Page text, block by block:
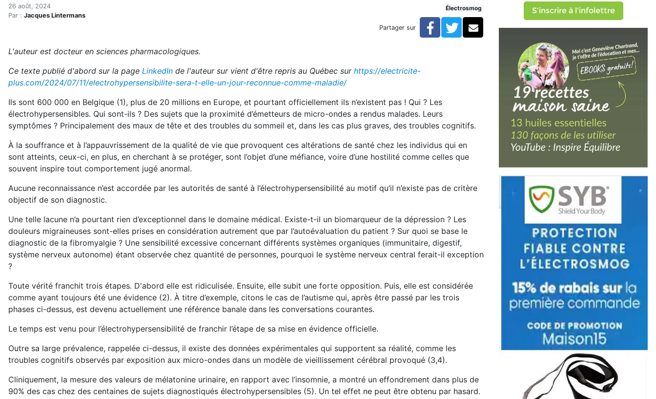
Accueil
En kiosque!
Pour une reconnaissance de l’électrohypersensibilité
26 août, 2024
Par : Jacques Lintermans
Électrosmog
Partager sur Facebook
TwitterCourriel
L'auteur est docteur en sciences pharmacologiques.
Ce texte publié d'abord sur la page LinkedIn de l'auteur sur vient d'être repris au Québec sur https://electricite-
plus.com/2024/07/11/electrohypersensibilite-sera-t-elle-un-jour-reconnue-comme-maladie/
Ils sont 600 000 en Belgique (1), plus de 20 millions en Europe, et pourtant officiellement ils n’existent pas ! Qui ? Les
électrohypersensibles. Qui sont-ils ? Des sujets que la proximité d’émetteurs de micro-ondes a rendus malades. Leurs
symptômes ? Principalement des maux de tête et des troubles du sommeil et, dans les cas plus graves, des troubles cognitifs.
À la souffrance et à l’appauvrissement de la qualité de vie que provoquent ces altérations de santé chez les individus qui en
sont atteints, ceux-ci, en plus, en cherchant à se protéger, sont l’objet d’une méfiance, voire d’une hostilité comme celles que
souvent inspire tout comportement jugé anormal.
Aucune reconnaissance n’est accordée par les autorités de santé à l’électrohypersensibilité au motif qu’il n’existe pas de critère
objectif de son diagnostic.
Une telle lacune n’a pourtant rien d’exceptionnel dans le domaine médical. Existe-t-il un biomarqueur de la dépression ? Les
douleurs migraineuses sont-elles prises en considération autrement que par l’autoévaluation du patient ? Sur quoi se base le
diagnostic de la fibromyalgie ? Une sensibilité excessive concernant différents systèmes organiques (immunitaire, digestif,
système nerveux autonome) étant observée chez quantité de personnes, pourquoi le système nerveux central ferait-il exception
?
Toute vérité franchit trois étapes. D'abord elle est ridiculisée. Ensuite, elle subit une forte opposition. Puis, elle est considérée
comme ayant toujours été une évidence (2). À titre d’exemple, citons le cas de l’autisme qui, après être passé par les trois
phases ci-dessus, est devenu actuellement une référence banale dans les conversations courantes.
Le temps est venu pour l’électrohypersensibilité de franchir l’étape de sa mise en évidence officielle.
Outre sa large prévalence, rappelée ci-dessus, il existe des données expérimentales qui supportent sa réalité, comme les
troubles cognitifs observés par exposition aux micro-ondes dans un modèle de vieillissement cérébral provoqué (3,4).
Cliniquement, la mesure des valeurs de mélatonine urinaire, en rapport avec l’insomnie, a montré un effondrement dans plus de
90% des cas chez des centaines de sujets diagnostiqués électrohypersensibles (5). Un tel effet ne peut être obtenu par hasard.
S'inscrire à l'infolettre